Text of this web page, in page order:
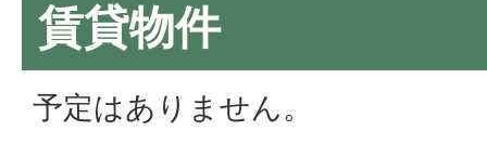
賃貸物件
予定はありません。